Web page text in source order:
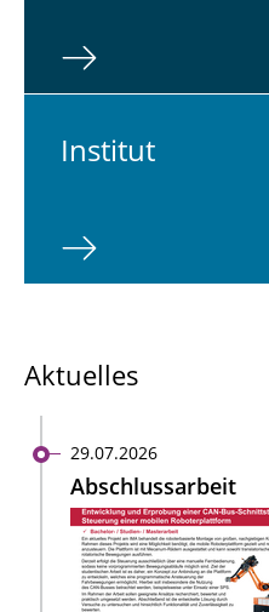
In­sti­tut
Aktuelles
29.07.2026
Abschlussarbeit